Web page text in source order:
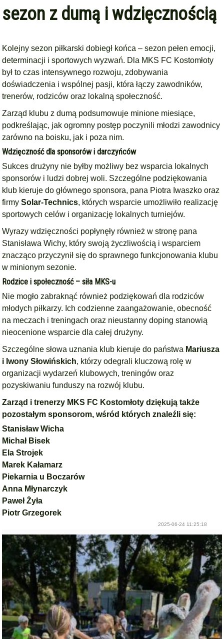
sezon z dumą i wdzięcznością
Kolejny sezon piłkarski dobiegł końca – sezon pełen emocji,
determinacji i sportowych wyzwań. Dla MKS FC Kostomłoty
był to czas intensywnego rozwoju, zdobywania
doświadczenia i wspólnej pasji, która łączy zawodników,
trenerów, rodziców oraz lokalną społeczność.
Zarząd klubu z dumą podsumowuje minione miesiące,
podkreślając, jak ogromny postęp poczynili młodzi zawodnicy
zarówno na boisku, jak i poza nim.
Wdzięczność dla sponsorów i darczyńców
Sukces drużyny nie byłby możliwy bez wsparcia lokalnych
sponsorów i ludzi dobrej woli. Szczególne podziękowania
klub kieruje do głównego sponsora, pana Piotra Iwaszko oraz
firmySolar-Technics, których wsparcie umożliwiło realizację
sportowych celów i organizację lokalnych turniejów.
Wyrazy wdzięczności popłynęły również w stronę pana
Stanisława Wichy, który swoją życzliwością i wsparciem
znacząco przyczynił się do sprawnego funkcjonowania klubu
w minionym sezonie.
Rodzice i społeczność – siła MKS-u
Nie mogło zabraknąć również podziękowań dla rodziców
młodych piłkarzy. Ich codzienne zaangażowanie, obecność
na meczach i treningach oraz nieustanny doping stanowią
nieocenione wsparcie dla całej drużyny.
Szczególne słowa uznania klub kieruje do państwa Mariusza
i Iwony Słowińskich, którzy odegrali kluczową rolę w
organizacji wydarzeń klubowych, treningów oraz
pozyskiwaniu funduszy na rozwój klubu.
Zarząd i trenerzy MKS FC Kostomłoty dziękują także
pozostałym sponsorom, wśród których znaleźli się:
Stanisław Wicha
Michał Bisek
Ela Strojek
Marek Kałamarz
Piekarnia u Boczarów
Anna Młynarczyk
Paweł Żyła
Piotr Grzegorek
2025-06-24 11:25:18